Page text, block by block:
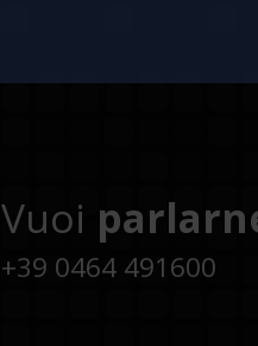
Vuoi
+39 0464 491600